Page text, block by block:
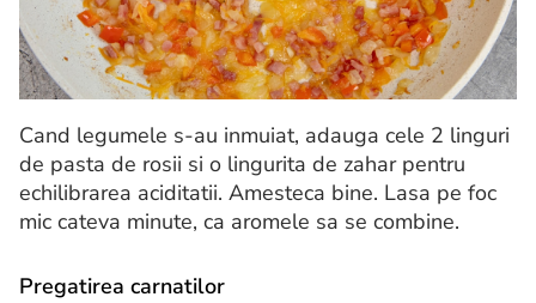
Cand legumele s-au inmuiat, adauga cele 2 linguri
de pasta de rosii si o lingurita de zahar pentru
echilibrarea aciditatii. Amesteca bine. Lasa pe foc
mic cateva minute, ca aromele sa se combine.
Pregatirea carnatilor